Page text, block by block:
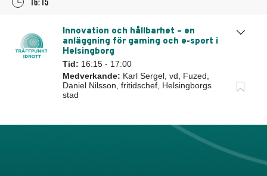
16:15
Innovation och hållbarhet – en
anläggning för gaming och e-sport i
Helsingborg
Tid: 16:15 - 17:00
Medverkande: Karl Sergel, vd, Fuzed,
Daniel Nilsson, fritidschef, Helsingborgs
stad